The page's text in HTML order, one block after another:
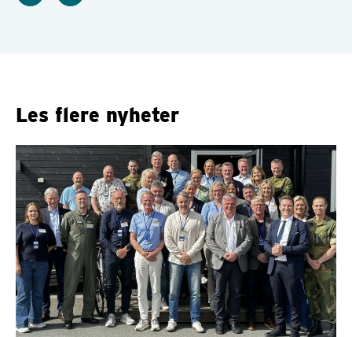
Les flere nyheter